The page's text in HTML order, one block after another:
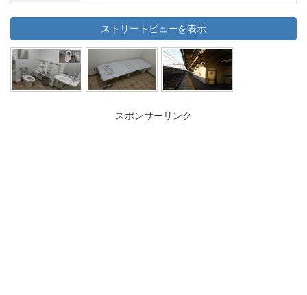
ストリートビューを表示
スポンサーリンク